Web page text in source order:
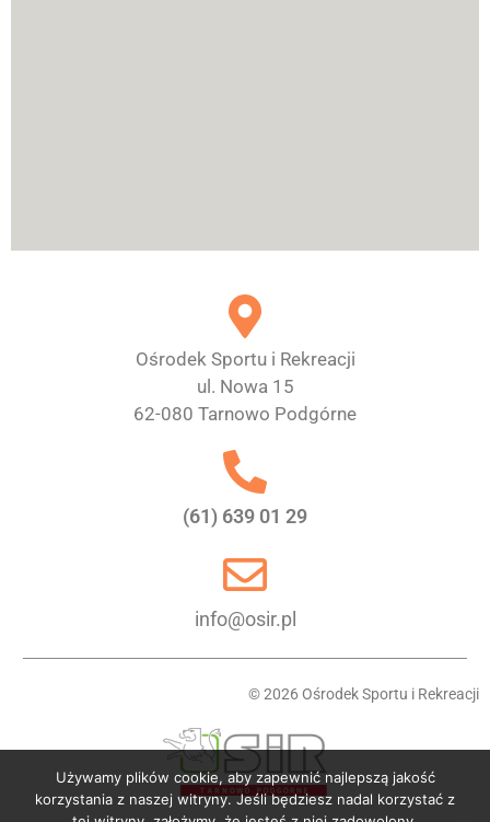
Ośrodek Sportu i Rekreacji
ul. Nowa 15
62-080 Tarnowo Podgórne
(61) 639 01 29
info@osir.pl
© 2026 Ośrodek Sportu i Rekreacji
Używamy plików cookie, aby zapewnić najlepszą jakość
korzystania z naszej witryny. Jeśli będziesz nadal korzystać z